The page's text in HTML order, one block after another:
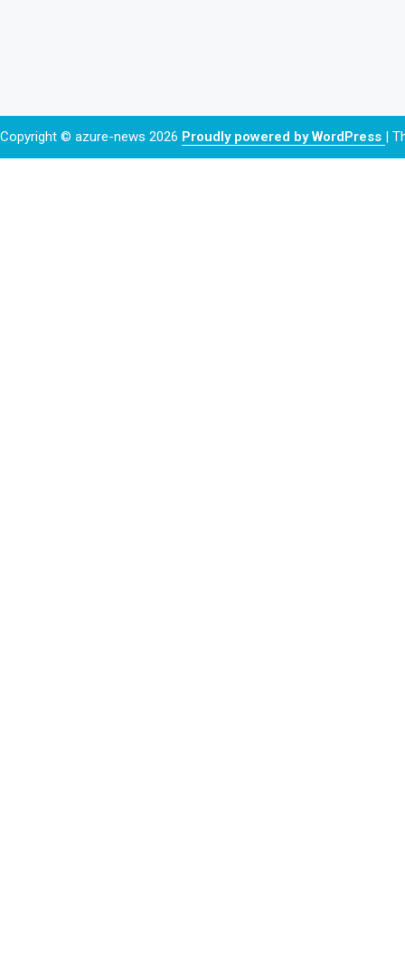
Copyright © azure-news 2026 Proudly powered by WordPress |